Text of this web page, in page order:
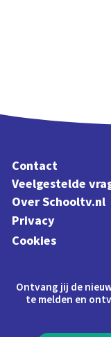
Contact
Veelgestelde
Over Schooltv.nl
Privacy
Cookies
Ontvang jij de
te melden en